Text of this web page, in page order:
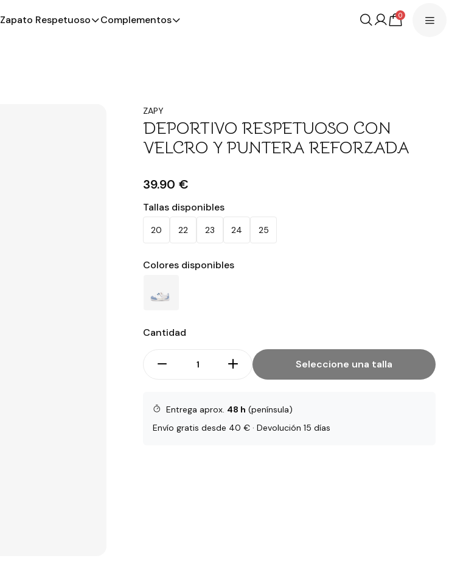
Zapato Respetuoso Complementos 0
ZAPY
DEPORTIVO RESPETUOSO CON
VELCRO Y PUNTERA REFORZADA
39.90 €
Tallas disponibles
20 22 23 24 25
Colores disponibles
Cantidad
Seleccione una talla
Entrega aprox. 48 h (península)
Envío gratis desde 40 € · Devolución 15 días